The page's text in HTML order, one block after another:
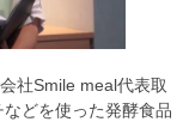
社Smile meal代表取
どを使った発酵食品